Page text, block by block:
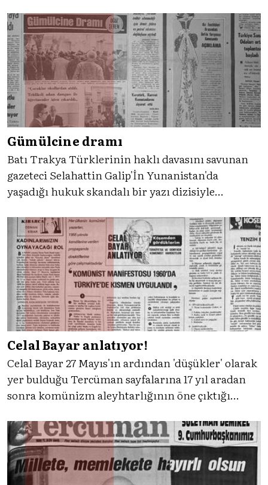
toplantıların ayrıntıları kamuoyuna ayrıntılarıyla
duyurulmuştu.
Gümülcine dramı
Batı Trakya Türklerinin haklı davasını savunan
gazeteci Selahattin Galip'İn Yunanistan'da
yaşadığı hukuk skandalı bir yazı dizisiyle
Celal Bayar anlatıyor!
Celal Bayar 27 Mayıs'ın ardından 'düşükler' olarak
yer bulduğu Tercüman sayfalarına 17 yıl aradan
sonra komünizm aleyhtarlığının öne çıktığı